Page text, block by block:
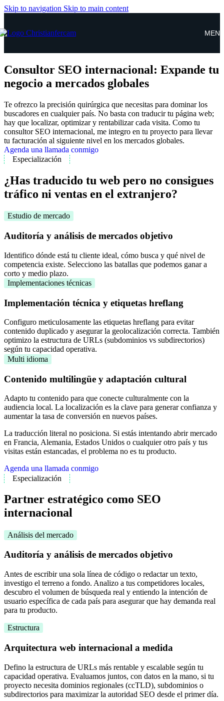
Skip to navigation Skip to main content
Consultor SEO internacional: Expande tu
negocio a mercados globales
Te ofrezco la precisión quirúrgica que necesitas para dominar los
buscadores en cualquier país. No basta con traducir tu página web;
hay que localizar, optimizar y rentabilizar cada visita. Como tu
consultor SEO internacional, me integro en tu proyecto para llevar
tu facturación al siguiente nivel en los mercados globales.
Agenda una llamada conmigo
Especialización
¿Has traducido tu web pero no consigues
tráfico ni ventas en el extranjero?
Estudio de mercado
Auditoría y análisis de mercados objetivo
Identifico dónde está tu cliente ideal, cómo busca y qué nivel de
competencia existe. Selecciono las batallas que podemos ganar a
corto y medio plazo.
Implementaciones técnicas
Implementación técnica y etiquetas hreflang
Configuro meticulosamente las etiquetas hreflang para evitar
contenido duplicado y asegurar la geolocalización correcta. También
optimizo la estructura de URLs (subdominios vs subdirectorios)
según tu capacidad operativa.
Multi idioma
Contenido multilingüe y adaptación cultural
Adapto tu contenido para que conecte culturalmente con la
audiencia local. La localización es la clave para generar confianza y
aumentar la tasa de conversión en nuevos países.
La traducción literal no posiciona. Si estás intentando abrir mercado
en Francia, Alemania, Estados Unidos o cualquier otro país y tus
visitas están estancadas, el problema no es tu producto.
Agenda una llamada conmigo
Especialización
Partner estratégico como SEO
internacional
Análisis del mercado
Auditoría y análisis de mercados objetivo
Antes de escribir una sola línea de código o redactar un texto,
investigo el terreno a fondo. Analizo a tus competidores locales,
descubro el volumen de búsqueda real y entiendo la intención de
usuario específica de cada país para asegurar que hay demanda real
para tu producto.
Estructura
Arquitectura web internacional a medida
Defino la estructura de URLs más rentable y escalable según tu
capacidad operativa. Evaluamos juntos, con datos en la mano, si tu
proyecto necesita dominios regionales (ccTLD), subdominios o
subdirectorios para maximizar la autoridad SEO desde el primer día.